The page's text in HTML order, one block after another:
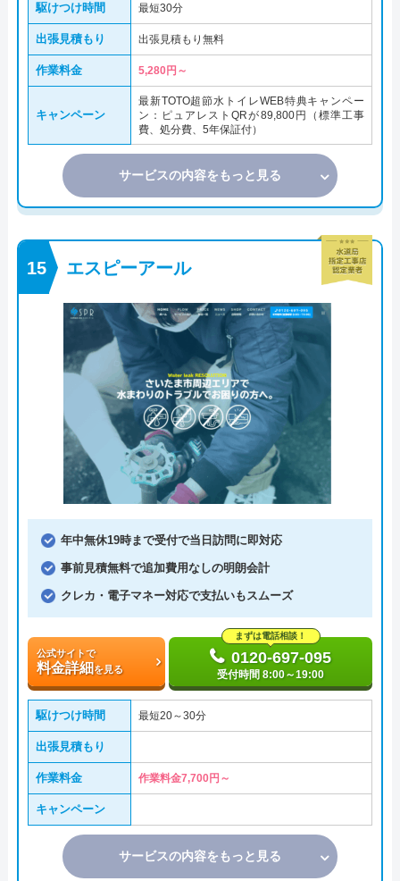
駆けつけ時間 最短30分
出張見積もり 出張見積もり無料
作業料金 5,280円～
キャンペーン
最新TOTO超節水トイレWEB特典キャンペー
ン：ピュアレストQRが89,800円（標準工事
費、処分費、5年保証付）
サービスの内容をもっと見る
エスピーアール
年中無休19時まで受付で当日訪問に即対応
事前見積無料で追加費用なしの明朗会計
クレカ・電子マネー対応で支払いもスムーズ
公式サイトで
料金詳細を見る
まずは電話相談！
0120-697-095
受付時間 8:00～19:00
駆けつけ時間 最短20～30分
出張見積もり
作業料金 作業料金7,700円～
キャンペーン
サービスの内容をもっと見る